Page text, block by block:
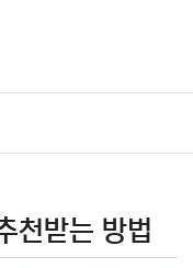
천받는 방법